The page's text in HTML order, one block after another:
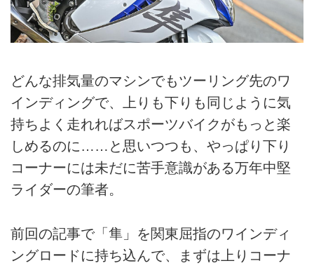
どんな排気量のマシンでもツーリング先のワ
インディングで、上りも下りも同じように気
持ちよく走れればスポーツバイクがもっと楽
しめるのに……と思いつつも、やっぱり下り
コーナーには未だに苦手意識がある万年中堅
ライダーの筆者。
前回の記事で「隼」を関東屈指のワインディ
ングロードに持ち込んで、まずは上りコーナ